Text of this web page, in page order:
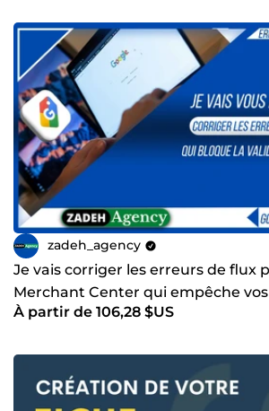
zadeh_agency
Je vais corriger les erreurs de flux
Merchant Center qui empêche
approuvé
À partir de 106,28 $US